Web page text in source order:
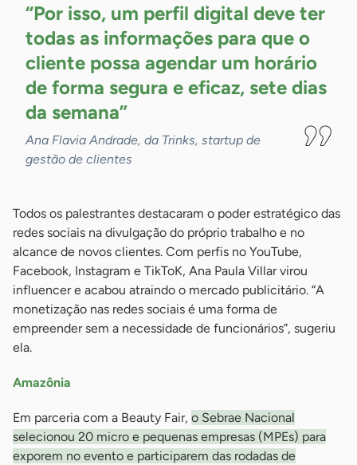
“Por isso, um perfil digital deve ter
todas as informações para que o
cliente possa agendar um horário
de forma segura e eficaz, sete dias
da semana”
Ana Flavia Andrade, da Trinks, startup de
gestão de clientes
Todos os palestrantes destacaram o poder estratégico das
redes sociais na divulgação do próprio trabalho e no
alcance de novos clientes. Com perfis no YouTube,
Facebook, Instagram e TikToK, Ana Paula Villar virou
influencer e acabou atraindo o mercado publicitário. “A
monetização nas redes sociais é uma forma de
empreender sem a necessidade de funcionários”, sugeriu
ela.
Amazônia
Em parceria com a Beauty Fair, o Sebrae Nacional
selecionou 20 micro e pequenas empresas (MPEs) para
exporem no evento e participarem das rodadas de